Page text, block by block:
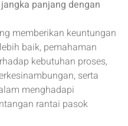
panjang dengan
memberikan keuntungan
baik, pemahaman
kebutuhan proses,
serta
menghadapi
rantai pasok